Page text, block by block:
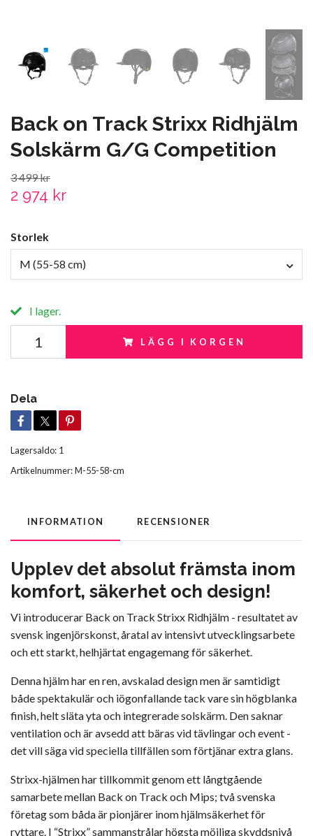
Back on Track Strixx Ridhjälm
Solskärm G/G Competition
3 499 kr
2 974 kr
Storlek
M (55-58 cm)
I lager.
LÄGG I KORGEN
Dela
Lagersaldo: 1
Artikelnummer:M-55-58-cm
INFORMATION RECENSIONER
Upplev det absolut främsta inom
komfort, säkerhet och design!
Vi introducerar Back on Track Strixx Ridhjälm - resultatet av
svensk ingenjörskonst, åratal av intensivt utvecklingsarbete
och ett starkt, helhjärtat engagemang för säkerhet.
Denna hjälm har en ren, avskalad design men är samtidigt
både spektakulär och iögonfallande tack vare sin högblanka
finish, helt släta yta och integrerade solskärm. Den saknar
ventilation och är avsedd att bäras vid tävlingar och event -
det vill säga vid speciella tillfällen som förtjänar extra glans.
Strixx-hjälmen har tillkommit genom ett långtgående
samarbete mellan Back on Track och Mips; två svenska
företag som båda är pionjärer inom hjälmsäkerhet för
ryttare. I “Strixx” sammanstrålar högsta möjliga skyddsnivå